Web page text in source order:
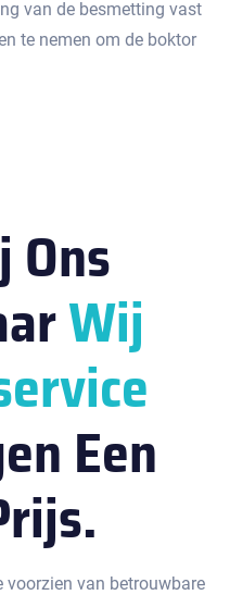
van de besmetting vast
te nemen om de boktor
Ons
Wij
Een
van betrouwbare